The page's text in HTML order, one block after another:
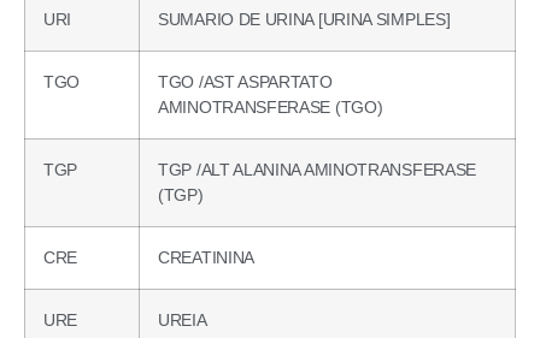
URI SUMARIO DE URINA [URINA SIMPLES]
TGO
TGO /AST ASPARTATO
AMINOTRANSFERASE (TGO)
TGP
TGP /ALT ALANINA AMINOTRANSFERASE
(TGP)
CRE CREATININA
URE UREIA